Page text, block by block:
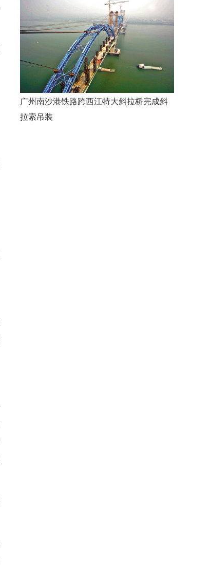
广州南沙港铁路跨西江特大斜拉桥完成斜
拉索吊装